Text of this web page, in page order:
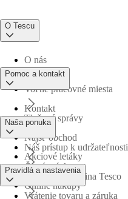
O Tescu
O nás
Voľné pracovné miesta
Tlačové správy
Náš prístup k udržateľnosti
Obchodná skupina Tesco
Pomoc a kontakt
Kontakt
Nájsť obchod
Časté otázky
Vrátenie tovaru a záruka
Naša ponuka
Akciové letáky
Online nákupy
Pravidlá a nastavenia